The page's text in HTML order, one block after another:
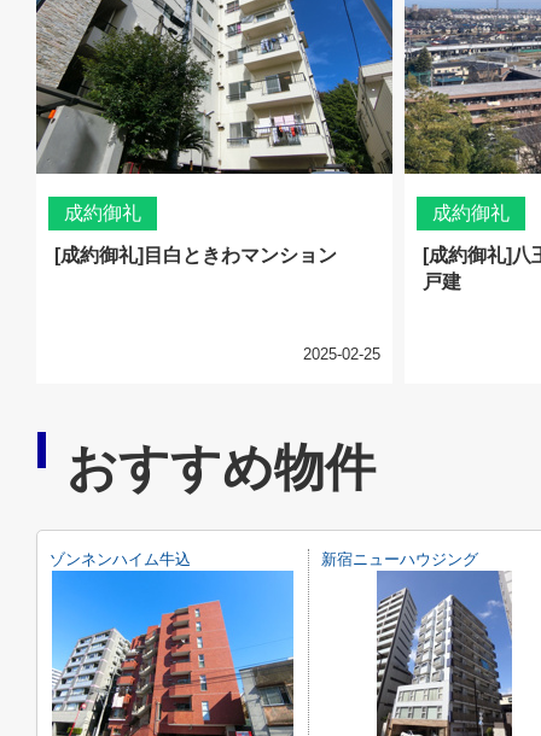
成約御礼
[成約御礼]目白ときわマンション
2025-02-25
成約御礼
[成約御礼]八
戸建
おすすめ物件
ゾンネンハイム牛込 新宿ニューハウジング